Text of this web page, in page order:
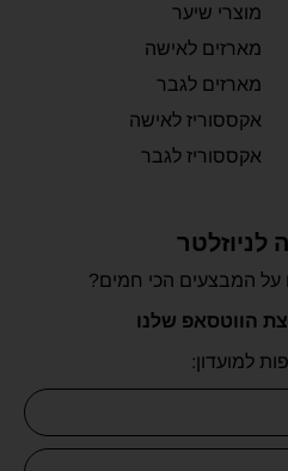
מוצרי שיער
מארזים לאישה
מארזים לגבר
אקססוריז לאישה
אקססוריז לגבר
על המבצעים הכי חמים?
הווטסאפ שלנו
למועדון: